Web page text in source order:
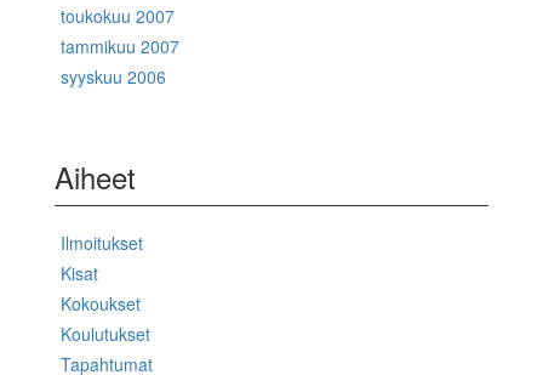
toukokuu 2007
tammikuu 2007
syyskuu 2006
Aiheet
Ilmoitukset
Kisat
Kokoukset
Koulutukset
Tapahtumat